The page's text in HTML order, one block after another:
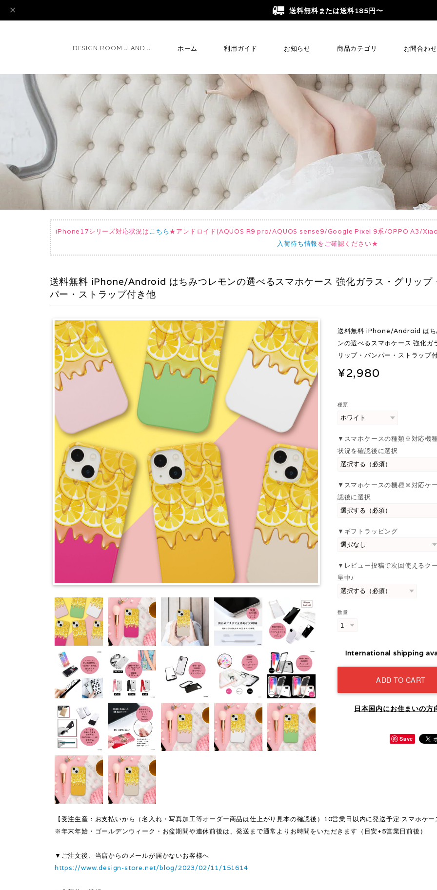
送料無料または送料185円〜
DESIGN ROOM J AND J ホーム 利用ガイド お知らせ 商品カテゴリ お問合わせ
iPhone17シリーズ対応状況はこちら★アンドロイド(AQUOS R9 pro/AQUOS sense9/Google Pixel 9系/OPPO A3/
入荷待ち情報をご確認ください★
送料無料 iPhone/Android はちみつレモンの選べるスマホケース 強化ガラス・グリップ
パー・ストラップ付き他
送料無料 iPhone/Android はち
ンの選べるスマホケース 強化ガ
リップ・バンパー・ストラップ
¥2,980
種類
▼スマホケースの種類※対応機
状況を確認後に選択
▼スマホケースの機種※対応ケ
認後に選択
▼ギフトラッピング
▼レビュー投稿で次回使えるク
呈中♪
数量
International shipping
ADD TO CART
日本国内にお住まいの方
Save
【受注生産：お支払いから（名入れ・写真加工等オーダー商品は仕上がり見本の確認後）10営業日以内に発送予定:スマホケー
※年末年始・ゴールデンウィーク・お盆期間や連休前後は、発送まで通常よりお時間をいただきます（目安+5営業日前後）
▼ご注文後、当店からのメールが届かないお客様へ
https://www.design-store.net/blog/2023/02/11/151614